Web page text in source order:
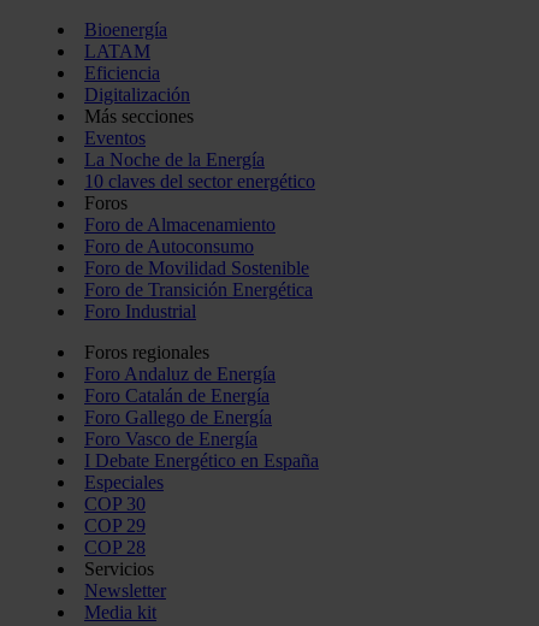
Bioenergía
LATAM
Eficiencia
Digitalización
Más secciones
Eventos
La Noche de la Energía
10 claves del sector energético
Foros
Foro de Almacenamiento
Foro de Autoconsumo
Foro de Movilidad Sostenible
Foro de Transición Energética
Foro Industrial
Foros regionales
Foro Andaluz de Energía
Foro Catalán de Energía
Foro Gallego de Energía
Foro Vasco de Energía
I Debate Energético en España
Especiales
COP 30
COP 29
COP 28
Servicios
Newsletter
Media kit